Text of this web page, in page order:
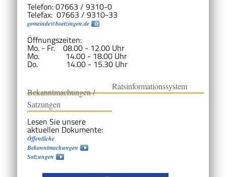
Telefon: 07663 / 9310-0
Telefax: 07663 / 9310-33
gemeinde@boetzingen.de
Öffnungszeiten:
Mo. - Fr. 08.00 - 12.00 Uhr
Mo. 14.00 - 18.00 Uhr
Do. 14.00 - 15.30 Uhr
Bekanntmachungen /
Satzungen
Lesen Sie unsere
aktuellen Dokumente:
Öffentliche
Bekanntmachungen
Satzungen
Ratsinformationssystem